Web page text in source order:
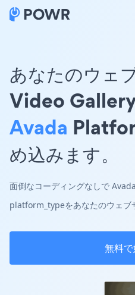
あなたのウェ
Video
Avada
め込みます。
面倒なコーディングなしで
platform_typeをあなたのウェブ
無料